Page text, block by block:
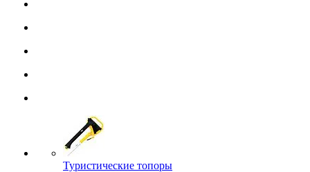
Туристические топоры